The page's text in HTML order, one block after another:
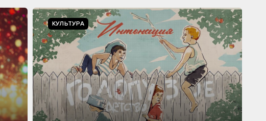
КУЛЬТУРА